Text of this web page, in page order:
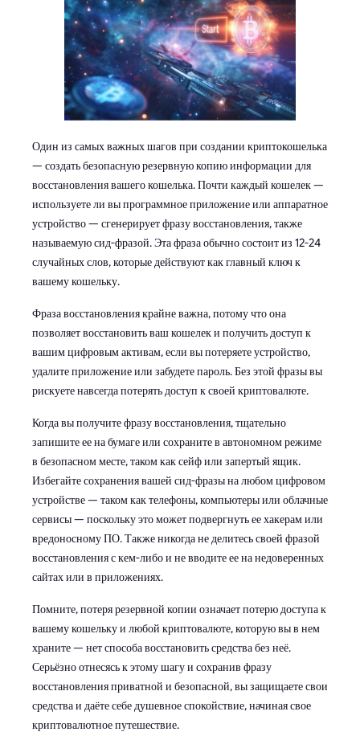
Один из самых важных шагов при создании криптокошелька
— создать безопасную резервную копию информации для
восстановления вашего кошелька. Почти каждый кошелек —
используете ли вы программное приложение или аппаратное
устройство — сгенерирует фразу восстановления, также
называемую сид-фразой. Эта фраза обычно состоит из 12-24
случайных слов, которые действуют как главный ключ к
вашему кошельку.
Фраза восстановления крайне важна, потому что она
позволяет восстановить ваш кошелек и получить доступ к
вашим цифровым активам, если вы потеряете устройство,
удалите приложение или забудете пароль. Без этой фразы вы
рискуете навсегда потерять доступ к своей криптовалюте.
Когда вы получите фразу восстановления, тщательно
запишите ее на бумаге или сохраните в автономном режиме
в безопасном месте, таком как сейф или запертый ящик.
Избегайте сохранения вашей сид-фразы на любом цифровом
устройстве — таком как телефоны, компьютеры или облачные
сервисы — поскольку это может подвергнуть ее хакерам или
вредоносному ПО. Также никогда не делитесь своей фразой
восстановления с кем-либо и не вводите ее на недоверенных
сайтах или в приложениях.
Помните, потеря резервной копии означает потерю доступа к
вашему кошельку и любой криптовалюте, которую вы в нем
храните — нет способа восстановить средства без неё.
Серьёзно отнесясь к этому шагу и сохранив фразу
восстановления приватной и безопасной, вы защищаете свои
средства и даёте себе душевное спокойствие, начиная свое
криптовалютное путешествие.